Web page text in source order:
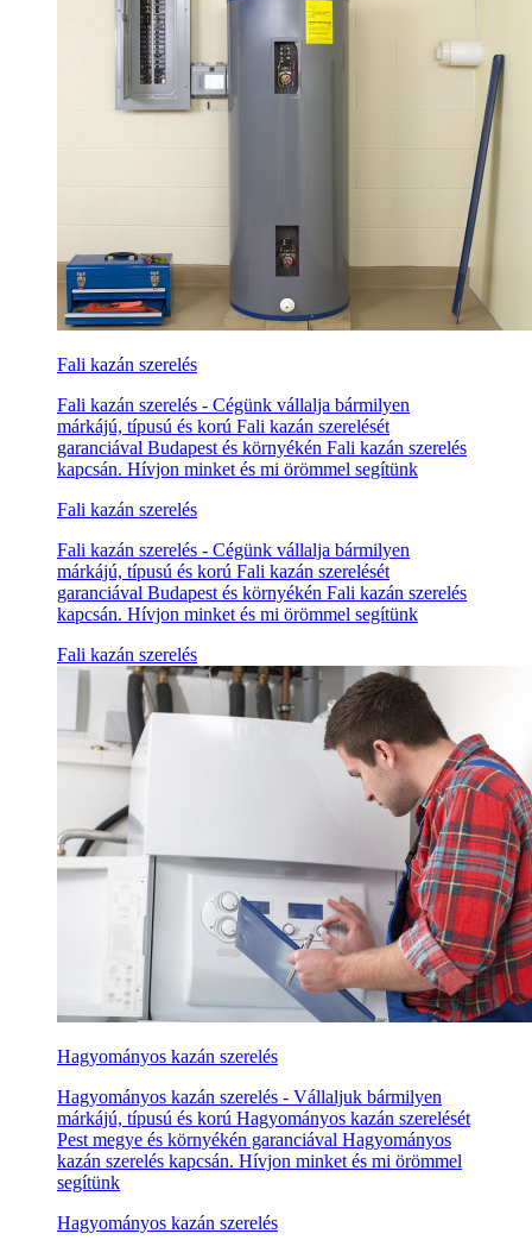
Fali kazán szerelés
Fali kazán szerelés - Cégünk vállalja bármilyen
márkájú, típusú és korú Fali kazán szerelését
garanciával Budapest és környékén Fali kazán szerelés
kapcsán. Hívjon minket és mi örömmel segítünk
Fali kazán szerelés
Fali kazán szerelés - Cégünk vállalja bármilyen
márkájú, típusú és korú Fali kazán szerelését
garanciával Budapest és környékén Fali kazán szerelés
kapcsán. Hívjon minket és mi örömmel segítünk
Fali kazán szerelés
Hagyományos kazán szerelés
Hagyományos kazán szerelés - Vállaljuk bármilyen
márkájú, típusú és korú Hagyományos kazán szerelését
Pest megye és környékén garanciával Hagyományos
kazán szerelés kapcsán. Hívjon minket és mi örömmel
segítünk
Hagyományos kazán szerelés